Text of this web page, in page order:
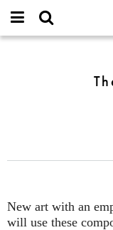
IMAGINARY
open
New art with an
will use these